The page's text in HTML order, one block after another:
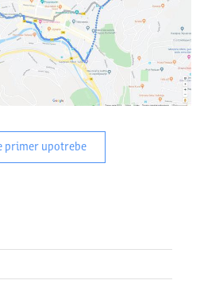
primer upotrebe